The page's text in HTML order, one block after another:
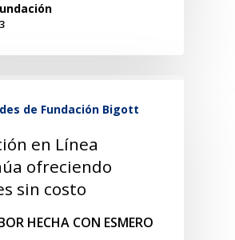
de Fundación Bigott
en Línea
ofreciendo
sin costo
HECHA CON ESMERO